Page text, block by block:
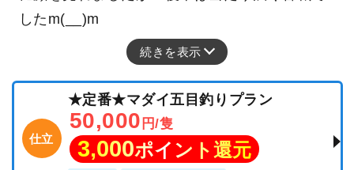
したm(__)m
続きを表示
仕立
★定番★マダイ五目釣りプラン
50,000 円/隻
3,000ポイント還元